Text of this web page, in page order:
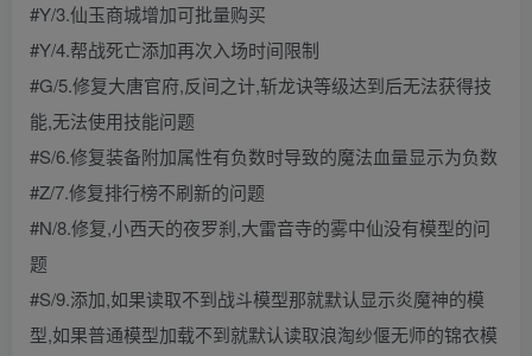
#Y/3.仙玉商城增加可批量购买
#Y/4.帮战死亡添加再次入场时间限制
#G/5.修复大唐官府,反间之计,斩龙诀等级达到后无法获得技
能,无法使用技能问题
#S/6.修复装备附加属性有负数时导致的魔法血量显示为负数
#Z/7.修复排行榜不刷新的问题
#N/8.修复,小西天的夜罗刹,大雷音寺的雾中仙没有模型的问
题
#S/9.添加,如果读取不到战斗模型那就默认显示炎魔神的模
型,如果普通模型加载不到就默认读取浪淘纱偃无师的锦衣模